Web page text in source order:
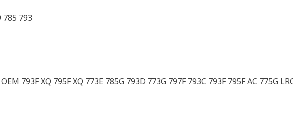
785 793
793F XQ 795F XQ 773E 785G 793D 773G 797F 793C 793F 795F AC 775G